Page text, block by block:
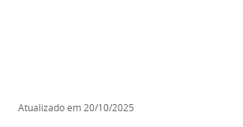
Atualizado em 20/10/2025